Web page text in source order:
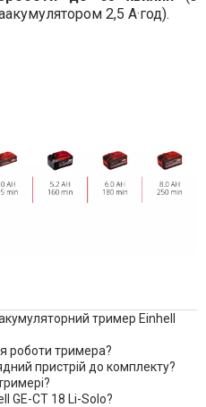
акумулятором 2,5 А·год).
тример Einhell
роботи тримера?
пристрій до комплекту?
GE-CT 18 Li-Solo?